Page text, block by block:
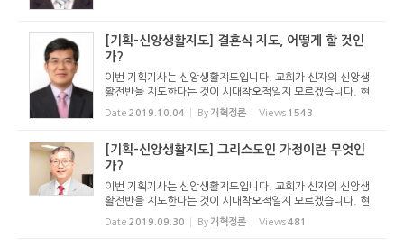
[기획-신앙생활지도] 결혼식 지도, 어떻게 할 것인
가?
이번 기획기사는 신앙생활지도입니다. 교회가 신자의 신앙생
활전반을 지도한다는 것이 시대착오적일지 모르겠습니다. 현
대교인들은 각자가 옳은대로 생활하고 있기 때문입니다. 교회
의 지도를 받으려고 하지 않습니다. 기본적으로 모든 신자들에
Date 2019.10.04 By 개혁정론 Views 1543
[기획-신앙생활지도] 그리스도인 가정이란 무엇인
가?
이번 기획기사는 신앙생활지도입니다. 교회가 신자의 신앙생
활전반을 지도한다는 것이 시대착오적일지 모르겠습니다. 현
대교인들은 각자가 옳은대로 생활하고 있기 때문입니다. 교회
의 지도를 받으려고 하지 않습니다. 기본적으로 모든 신자들에
Date 2019.09.30 By 개혁정론 Views481